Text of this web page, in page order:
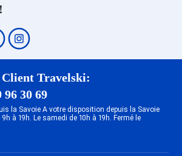
Client Travelski:
96 30 69
la Savoie A votre disposition depuis la Savoie
à 19h. Le samedi de 10h à 19h. Fermé le